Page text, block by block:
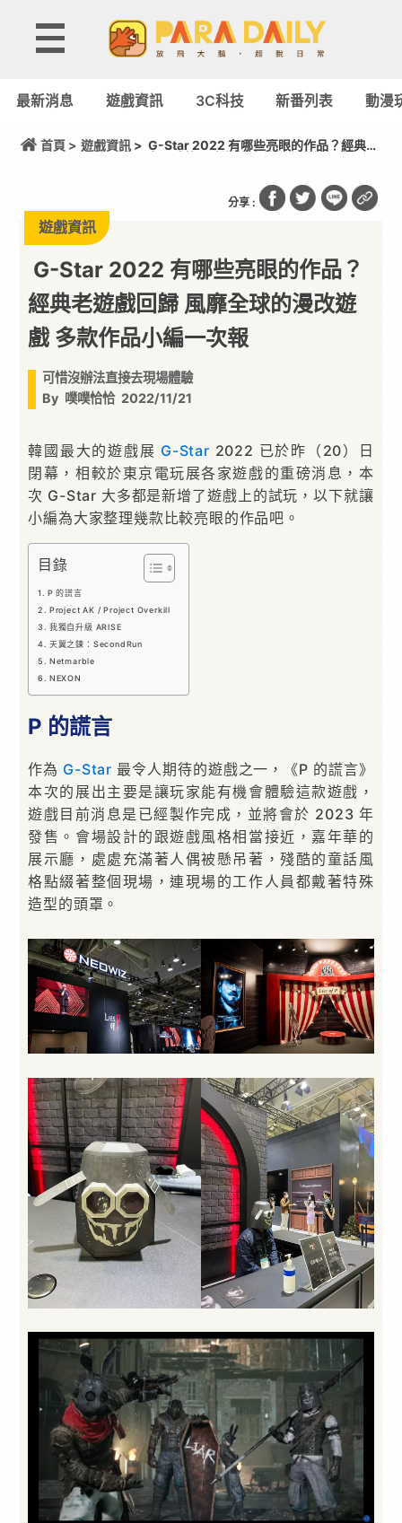
最新消息 遊戲資訊 3C科技 新番列表 動漫
首頁 > 遊戲資訊> G-Star 2022 有哪些亮眼的作品？經典老
分享 :
遊戲資訊
G-Star 2022 有哪些亮眼的作品？
經典老遊戲回歸 風靡全球的漫改遊
戲 多款作品小編一次報
可惜沒辦法直接去現場體驗
By 噗噗恰恰 2022/11/21
韓國最大的遊戲展 G-Star 2022 已於昨（20）日
閉幕，相較於東京電玩展各家遊戲的重磅消息，本
次 G-Star 大多都是新增了遊戲上的試玩，以下就讓
小編為大家整理幾款比較亮眼的作品吧。
目錄
P 的謊言
Project AK / Project Overkill
我獨自升級 ARISE
天翼之鍊：SecondRun
Netmarble
NEXON
P 的謊言
作為 G-Star 最令人期待的遊戲之一，《P 的謊言》
本次的展出主要是讓玩家能有機會體驗這款遊戲，
遊戲目前消息是已經製作完成，並將會於 2023 年
發售。會場設計的跟遊戲風格相當接近，嘉年華的
展示廳，處處充滿著人偶被懸吊著，殘酷的童話風
格點綴著整個現場，連現場的工作人員都戴著特殊
造型的頭罩。